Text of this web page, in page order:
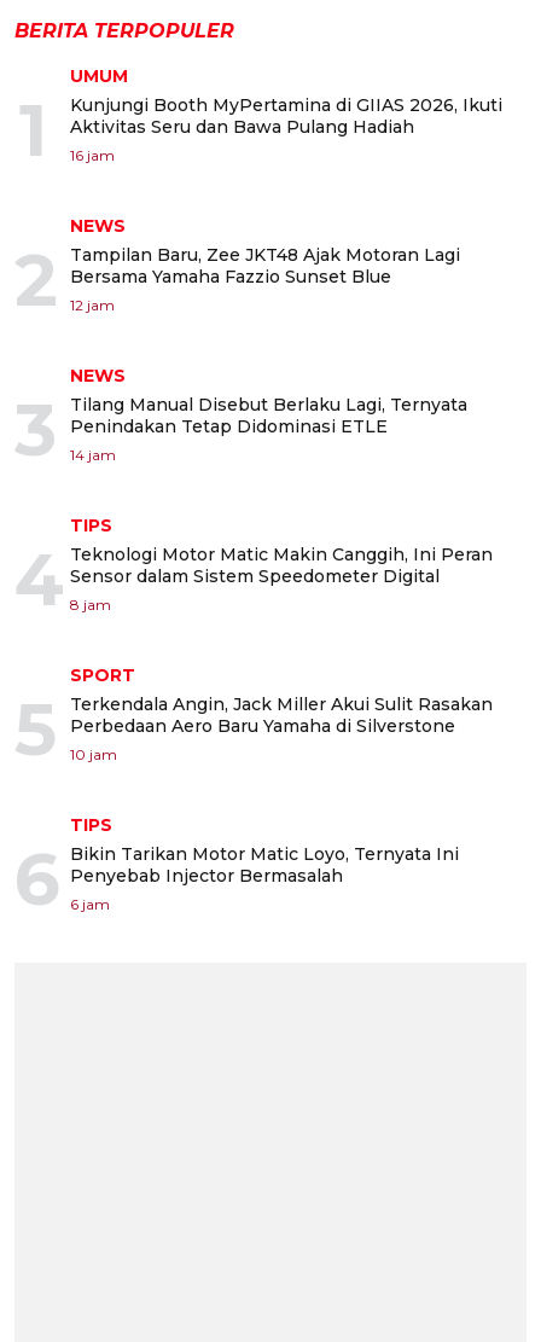
BERITA TERPOPULER
1
UMUM
Kunjungi Booth MyPertamina di GIIAS 2026, Ikuti
Aktivitas Seru dan Bawa Pulang Hadiah
16 jam
2
NEWS
Tampilan Baru, Zee JKT48 Ajak Motoran Lagi
Bersama Yamaha Fazzio Sunset Blue
12 jam
3
NEWS
Tilang Manual Disebut Berlaku Lagi, Ternyata
Penindakan Tetap Didominasi ETLE
14 jam
4
TIPS
Teknologi Motor Matic Makin Canggih, Ini Peran
Sensor dalam Sistem Speedometer Digital
8 jam
5
SPORT
Terkendala Angin, Jack Miller Akui Sulit Rasakan
Perbedaan Aero Baru Yamaha di Silverstone
10 jam
6
TIPS
Bikin Tarikan Motor Matic Loyo, Ternyata Ini
Penyebab Injector Bermasalah
6 jam